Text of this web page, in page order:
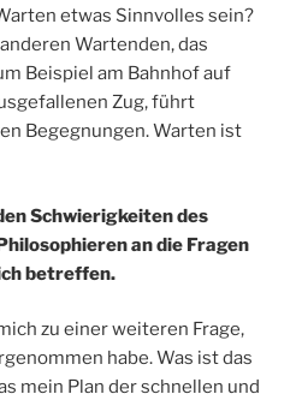
etwas Sinnvolles sein?
Wartenden, das
Beispiel am Bahnhof auf
Zug, führt
Begegnungen. Warten ist
Schwierigkeiten des
an die Fragen
betreffen.
zu einer weiteren Frage,
habe. Was ist das
mein Plan der schnellen und